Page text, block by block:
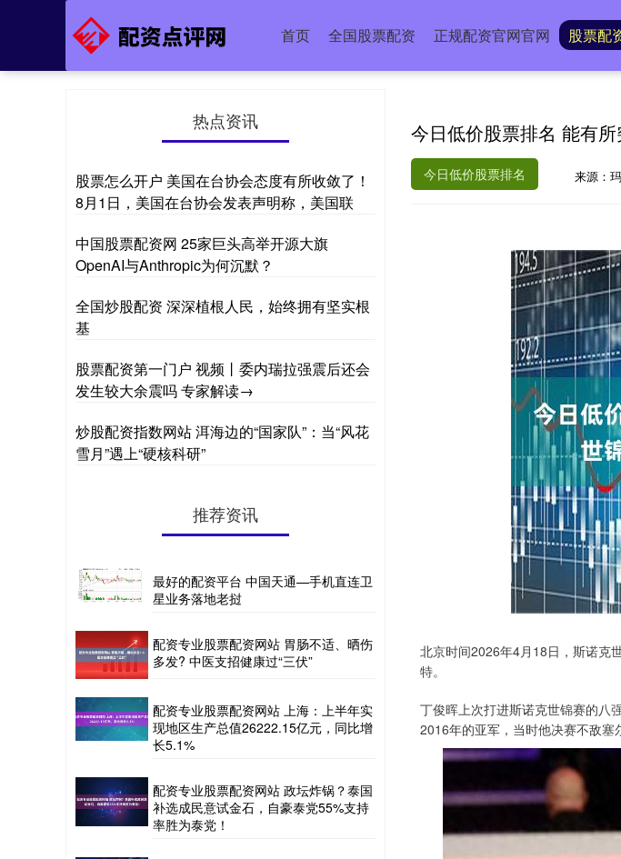
首页 全国股票配资 正规配资官网官网 股票配
今日低价股票排名 能有
今日低价股票排名 来源：
北京时间2026年4月18日，斯诺克
特。
丁俊晖上次打进斯诺克世锦赛的八
2016年的亚军，当时他决赛不敌塞
热点资讯
股票怎么开户 美国在台协会态度有所收敛了！
8月1日，美国在台协会发表声明称，美国联
中国股票配资网 25家巨头高举开源大旗
OpenAI与Anthropic为何沉默？
全国炒股配资 深深植根人民，始终拥有坚实根
基
股票配资第一门户 视频丨委内瑞拉强震后还会
发生较大余震吗 专家解读→
炒股配资指数网站 洱海边的“国家队”：当“风花
雪月”遇上“硬核科研”
推荐资讯
最好的配资平台 中国天通—手机直连卫
星业务落地老挝
配资专业股票配资网站 胃肠不适、晒伤
多发? 中医支招健康过“三伏”
配资专业股票配资网站 上海：上半年实
现地区生产总值26222.15亿元，同比增
长5.1%
配资专业股票配资网站 政坛炸锅？泰国
补选成民意试金石，自豪泰党55%支持
率胜为泰党！